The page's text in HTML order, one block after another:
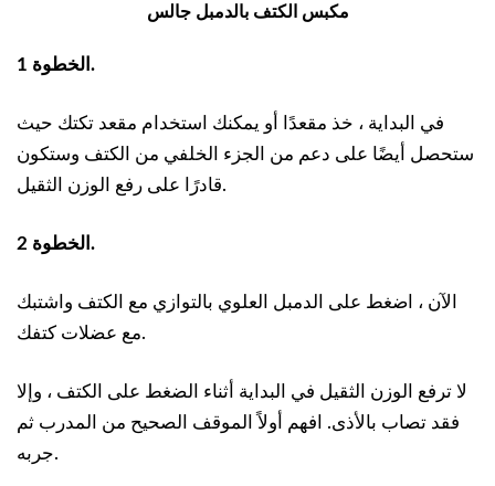
مكبس الكتف بالدمبل جالس
الخطوة 1.
في البداية ، خذ مقعدًا أو يمكنك استخدام مقعد تكتك حيث
ستحصل أيضًا على دعم من الجزء الخلفي من الكتف وستكون
قادرًا على رفع الوزن الثقيل.
الخطوة 2.
الآن ، اضغط على الدمبل العلوي بالتوازي مع الكتف واشتبك
مع عضلات كتفك.
لا ترفع الوزن الثقيل في البداية أثناء الضغط على الكتف ، وإلا
فقد تصاب بالأذى. افهم أولاً الموقف الصحيح من المدرب ثم
جربه.